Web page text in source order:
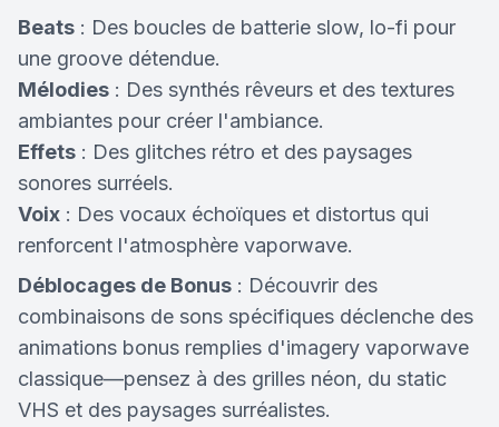
Beats : Des boucles de batterie slow, lo-fi pour
une groove détendue.
Mélodies : Des synthés rêveurs et des textures
ambiantes pour créer l'ambiance.
Effets : Des glitches rétro et des paysages
sonores surréels.
Voix : Des vocaux échoïques et distortus qui
renforcent l'atmosphère vaporwave.
Déblocages de Bonus : Découvrir des
combinaisons de sons spécifiques déclenche des
animations bonus remplies d'imagery vaporwave
classique—pensez à des grilles néon, du static
VHS et des paysages surréalistes.